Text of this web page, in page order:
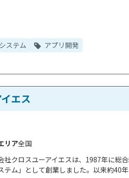
ステム アプリ開発
エス
社クロスユーアイエスは、1987年に総
テム」として創業しました。以来約40
リア全国